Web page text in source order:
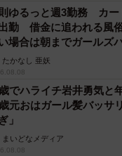
ゆるっと週3勤務 カー
勤 借金に追われる風
場合は朝までガールズ
に取材】
たかなし 亜妖
でハライチ岩井勇気と
元おはガール髪バッサ
」
まいどなメディア